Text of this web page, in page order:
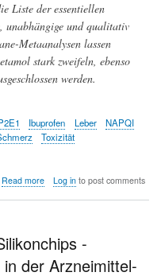
Liste der essentiellen
unabhängige und qualitativ
Metaanalysen lassen
stark zweifeln, ebenso
werden.
Ibuprofen Leber
NAPQI
Toxizität
Read moreabout
wirksam
Paracetamol?
Log into post comments
-
der Arzneimittel-